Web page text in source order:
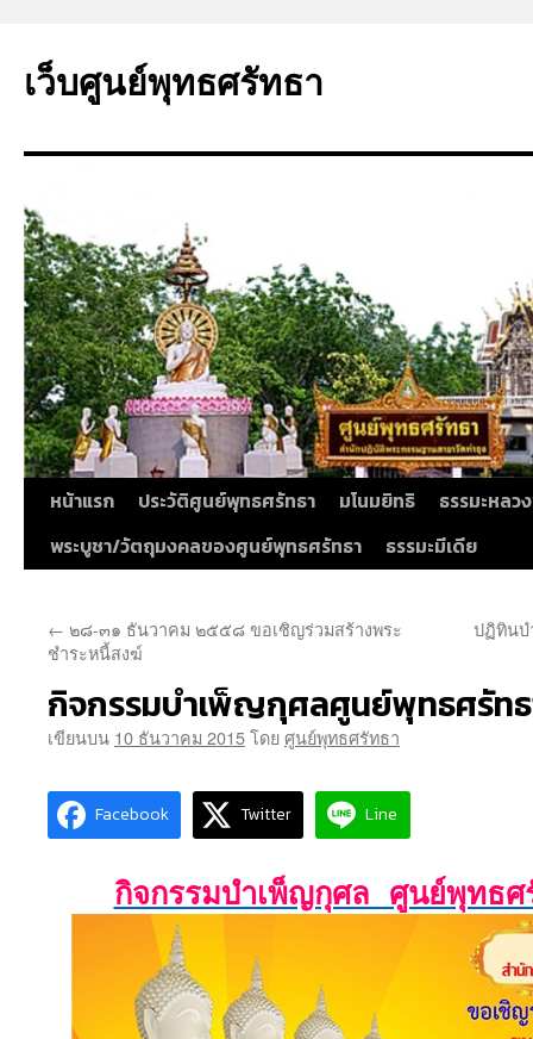
ยัง
เว็บศูนย์พุทธศรัทธา
หน้าแรก ประวัติศูนย์พุทธศรัทธา มโนมยิทธิ
ธรรมะหลว
พระบูชา/วัตถุมงคลของศูนย์พุทธศรัทธา
ธรรมะมีเดีย
← ๒๘-๓๑ ธันวาคม ๒๕๕๘ ขอเชิญร่วมสร้างพระ
ชำระหนี้สงฆ์
ปฏิทิน
กิจกรรมบำเพ็ญกุศลศูนย์พุทธศรัท
เขียนบน 10 ธันวาคม 2015โดยศูนย์พุทธศรัทธา
Facebook Twitter Line
กิจกรรมบำเพ็ญกุศล ศูนย์พุท